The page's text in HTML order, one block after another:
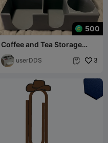
500
Coffee and Tea Storage
Station
userDDS  3